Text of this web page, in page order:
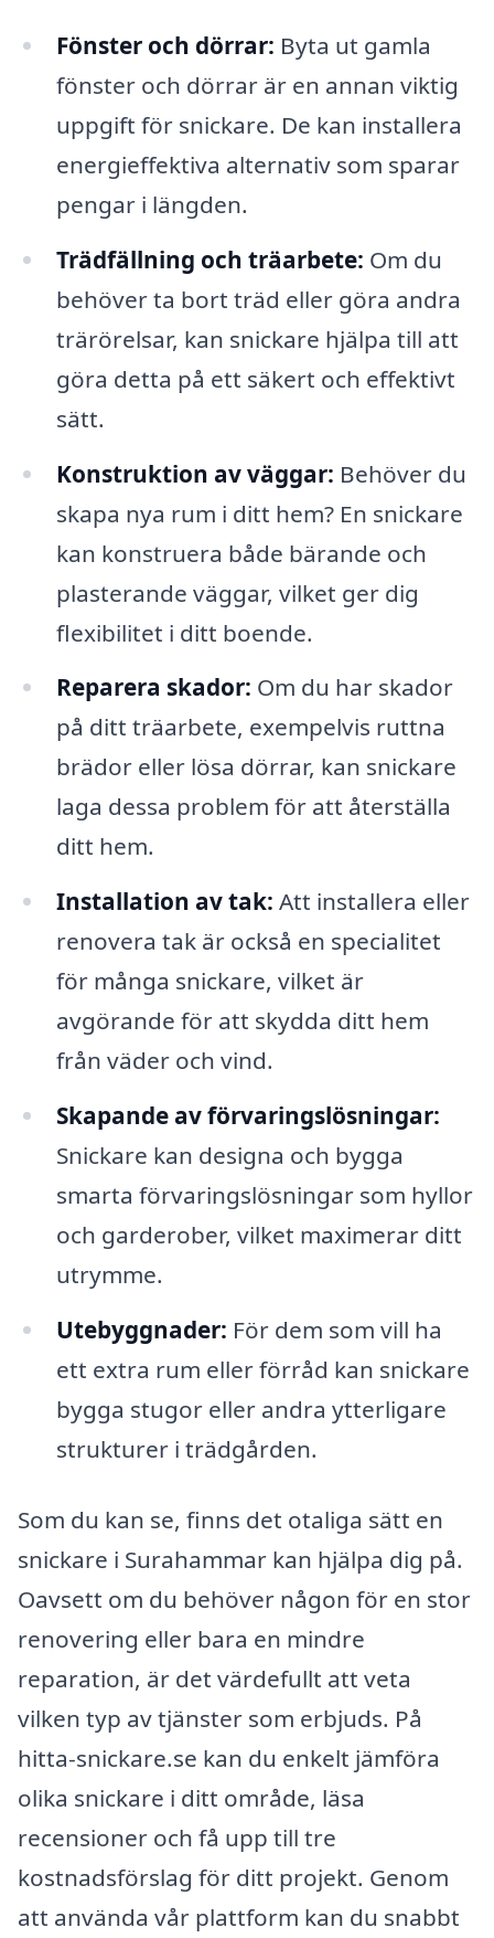
Fönster och dörrar: Byta ut gamla
fönster och dörrar är en annan viktig
uppgift för snickare. De kan installera
energieffektiva alternativ som sparar
pengar i längden.
Trädfällning och träarbete: Om du
behöver ta bort träd eller göra andra
trärörelsar, kan snickare hjälpa till att
göra detta på ett säkert och effektivt
sätt.
Konstruktion av väggar: Behöver du
skapa nya rum i ditt hem? En snickare
kan konstruera både bärande och
plasterande väggar, vilket ger dig
flexibilitet i ditt boende.
Reparera skador: Om du har skador
på ditt träarbete, exempelvis ruttna
brädor eller lösa dörrar, kan snickare
laga dessa problem för att återställa
ditt hem.
Installation av tak: Att installera eller
renovera tak är också en specialitet
för många snickare, vilket är
avgörande för att skydda ditt hem
från väder och vind.
Skapande av förvaringslösningar:
Snickare kan designa och bygga
smarta förvaringslösningar som hyllor
och garderober, vilket maximerar ditt
utrymme.
Utebyggnader: För dem som vill ha
ett extra rum eller förråd kan snickare
bygga stugor eller andra ytterligare
strukturer i trädgården.
Som du kan se, finns det otaliga sätt en
snickare i Surahammar kan hjälpa dig på.
Oavsett om du behöver någon för en stor
renovering eller bara en mindre
reparation, är det värdefullt att veta
vilken typ av tjänster som erbjuds. På
hitta-snickare.se kan du enkelt jämföra
olika snickare i ditt område, läsa
recensioner och få upp till tre
kostnadsförslag för ditt projekt. Genom
att använda vår plattform kan du snabbt